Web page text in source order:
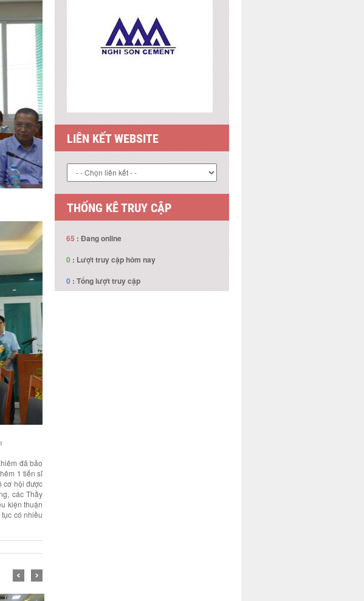
đã bảo
1 tiến sĩ
cơ hội được
các Thầy
kiện thuận
có nhiều
LIÊN KẾT WEBSITE
THỐNG KÊ TRUY CẬP
65 : Đang online
0 : Lượt truy cập hôm nay
0 : Tổng lượt truy cập